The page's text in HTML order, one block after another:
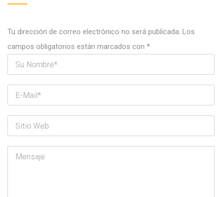
Tu dirección de correo electrónico no será publicada. Los
campos obligatorios están marcados con *